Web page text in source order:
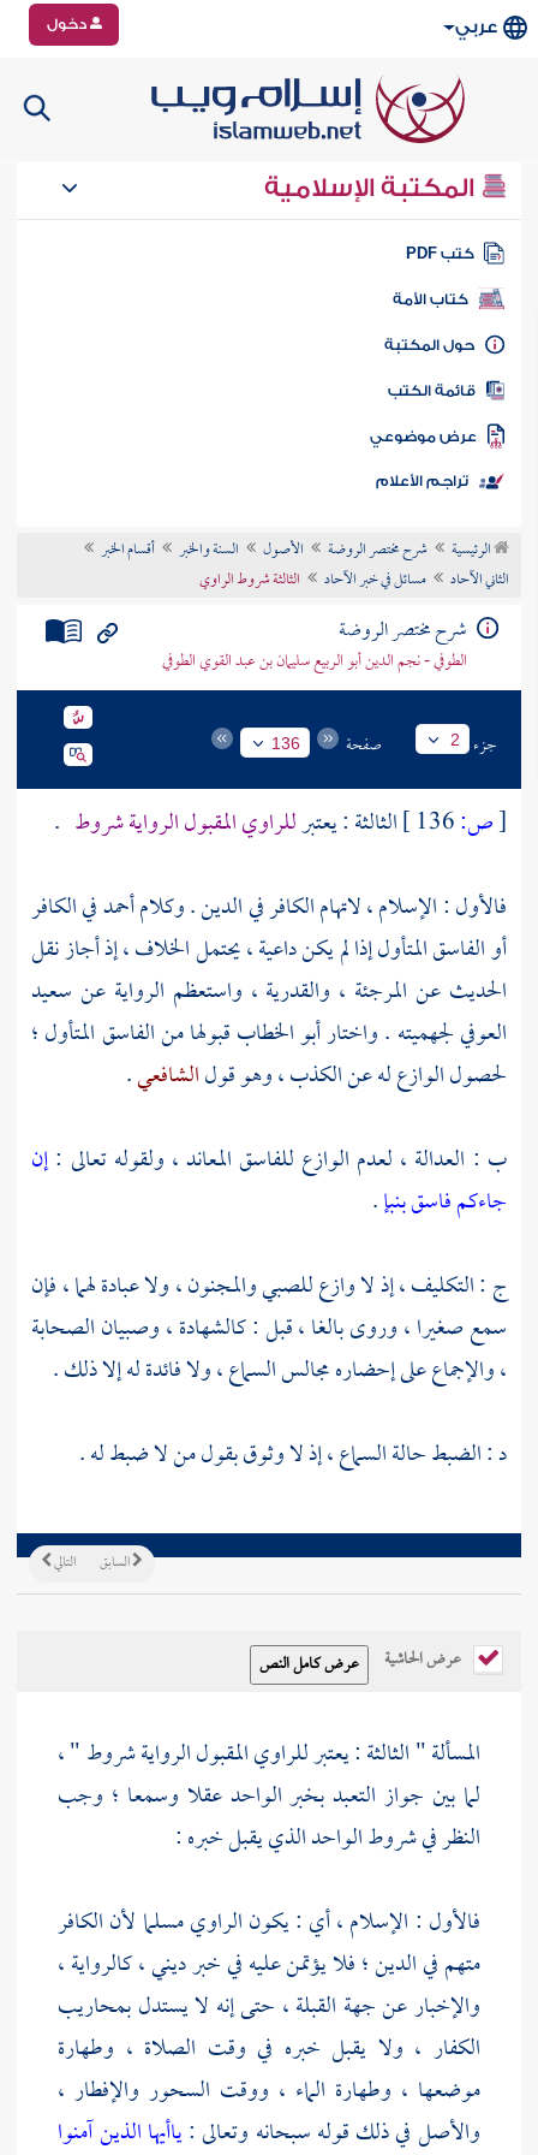
عربي دخول
المكتبة الإسلامية
كتب PDF
كتاب الأمة
المكتبة
الكتب
موضوعي
تراجم الأعلام
الرئيسية شرح مختصر الروضة الأصول السنة والخبر
أقسام الخبر
الثاني الآحاد
مسائل في خبر الآحاد الثالثة شروط الراوي
شرح مختصر الروضة
الطوفي - نجم الدين أبو الربيع سليمان بن عبد القوي الطوفي
جزء 2 صفحة 136
[ص: الثالثة : يعتبرللراوي المقبول الرواية شروط .
فالأول : الإسلام ، لاتهام الكافر في الدين . وكلامأحمدفي الكافر
أو الفاسق المتأول إذا لم يكن داعية ، يحتمل الخلاف ، إذ أجاز نقل
الحديث عن المرجئة ، والقدرية ، واستعظم الرواية عن سعيد
العوفيلجهميته . واختارأبو الخطابقبولها من الفاسق المتأول ؛
لحصول الوازع له عن الكذب ، وهو قولالشافعي.
ب : العدالة ، لعدم الوازع للفاسق المعاند ، ولقوله تعالى :إن
جاءكم فاسق بنبإ.
ج : التكليف ، إذ لا وازع للصبي والمجنون ، ولا عبادة لهما ، فإن
سمع صغيرا ، وروى بالغا ، قبل : كالشهادة ، وصبيان الصحابة
، والإجماع على إحضاره مجالس السماع ، ولا فائدة له إلا ذلك .
د : الضبط حالة السماع ، إذ لا وثوق بقول من لا ضبط له .
التالي السابق
عرض الحاشية
المسألة " الثالثة : يعتبر للراوي المقبول الرواية شروط " ،
لما بين جواز التعبد بخبر الواحد عقلا وسمعا ؛ وجب
النظر في شروط الواحد الذي يقبل خبره :
فالأول : الإسلام ، أي : يكون الراوي مسلما لأن الكافر
متهم في الدين ؛ فلا يؤتمن عليه في خبر ديني ، كالرواية ،
والإخبار عن جهة القبلة ، حتى إنه لا يستدل بمحاريب
الكفار ، ولا يقبل خبره في وقت الصلاة ، وطهارة
موضعها ، وطهارة الماء ، ووقت السحور والإفطار ،
والأصل في ذلك قوله سبحانه وتعالى :ياأيها الذين آمنوا